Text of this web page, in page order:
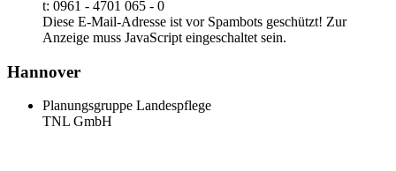
t: 0961 - 4701 065 - 0
Diese E-Mail-Adresse ist vor Spambots geschützt! Zur
Anzeige muss JavaScript eingeschaltet sein.
Hannover
Planungsgruppe Landespflege
TNL GmbH